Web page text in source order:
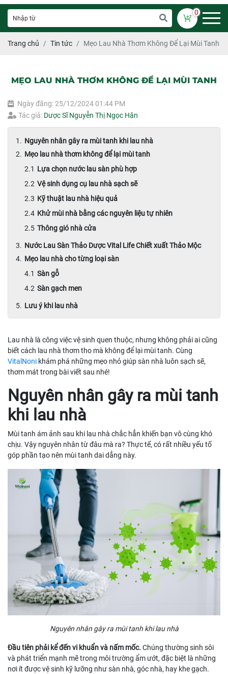
0
Trang chủ Tin tức Mẹo Lau Nhà Thơm Không Để Lại Mùi Tanh
MẸO LAU NHÀ THƠM KHÔNG ĐỂ LẠI MÙI TANH
Ngày đăng: 25/12/2024 01:44 PM
Tác giả: Dược Sĩ Nguyễn Thị Ngọc Hân
Nguyên nhân gây ra mùi tanh khi lau nhà
Mẹo lau nhà thơm không để lại mùi tanh
Lựa chọn nước lau sàn phù hợp
Vệ sinh dụng cụ lau nhà sạch sẽ
Kỹ thuật lau nhà hiệu quả
Khử mùi nhà bằng các nguyên liệu tự nhiên
Thông gió nhà cửa
Nước Lau Sàn Thảo Dược Vital Life Chiết xuất Thảo Mộc
Mẹo lau nhà cho từng loại sàn
Sàn gỗ
Sàn gạch men
Lưu ý khi lau nhà
Lau nhà là công việc vệ sinh quen thuộc, nhưng không phải ai cũng
biết cách lau nhà thơm tho mà không để lại mùi tanh. Cùng
VitalNoni khám phá những mẹo nhỏ giúp sàn nhà luôn sạch sẽ,
thơm mát trong bài viết sau nhé!
Nguyên nhân gây ra mùi tanh
khi lau nhà
Mùi tanh ám ảnh sau khi lau nhà chắc hẳn khiến bạn vô cùng khó
chịu. Vậy nguyên nhân từ đâu mà ra? Thực tế, có rất nhiều yếu tố
góp phần tạo nên mùi tanh dai dẳng này.
Nguyên nhân gây ra mùi tanh khi lau nhà
Đầu tiên phải kể đến vi khuẩn và nấm mốc. Chúng thường sinh sôi
và phát triển mạnh mẽ trong môi trường ẩm ướt, đặc biệt là những
nơi ít được vệ sinh kỹ lưỡng như sàn nhà, góc nhà, hay khe gạch.